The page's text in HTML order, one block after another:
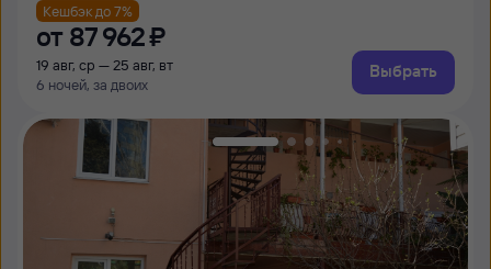
Кешбэк до 7%
от 87 ⁠962 ⁠₽
19 авг, ср — 25 авг, вт
6 ночей, за двоих
Выбрать